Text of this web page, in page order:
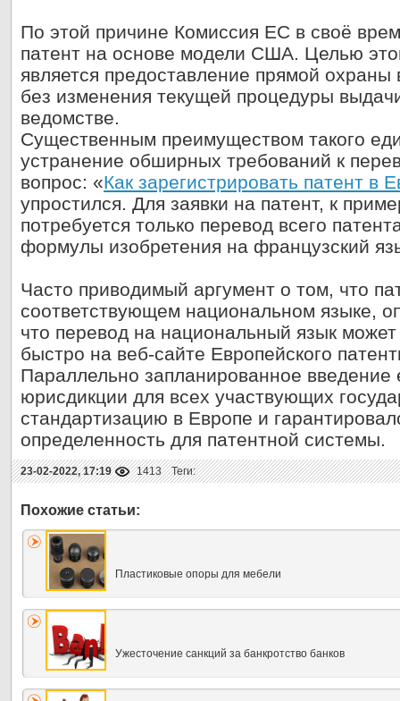
По этой причине Комиссия ЕС в своё
патент на основе модели США. Целью
является предоставление прямой охраны
без изменения текущей процедуры
ведомстве.
Существенным преимуществом такого
устранение обширных требований к
вопрос: «Как зарегистрировать патент в
упростился. Для заявки на патент, к
потребуется только перевод всего
формулы изобретения на французский
Часто приводимый аргумент о том, что
соответствующем национальном языке,
что перевод на национальный язык
быстро на веб-сайте Европейского
Параллельно запланированное введение
юрисдикции для всех участвующих
стандартизацию в Европе и
определенность для патентной системы.
23-02-2022, 17:19 1413 Теги:
Пластиковые опоры для мебели
Ужесточение санкций за банкротство банков